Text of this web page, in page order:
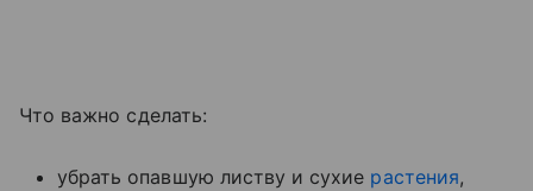
Что важно сделать:
убрать опавшую листву и сухие растения,